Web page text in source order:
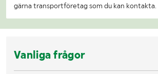
gärna transportföretag som du kan kontakta.
Vanliga frågor